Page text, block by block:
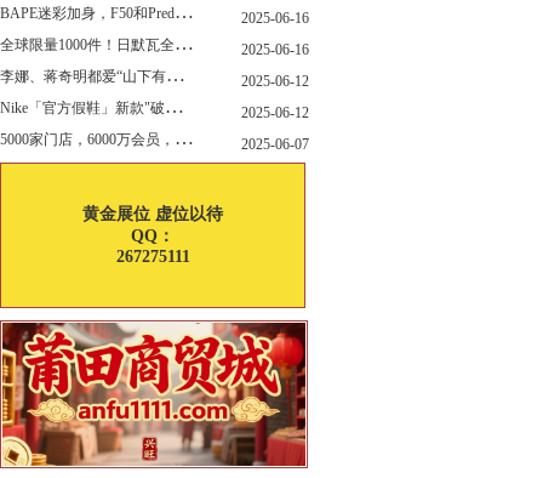
B
APE迷彩加身，F50和Predator迎来全新联名 2025-06-16
全
球限量1000件！日默瓦全新多功能设计凳来了 2025-06-16
李
娜、蒋奇明都爱“山下有松”！东方美学包袋，为什么引领风向？ 2025-06-12
N
ike「官方假鞋」新款"破防退出游戏"曝光，确认发售 2025-06-12
5
000家门店，6000万会员，30亿“内衣大王”大手笔分红！ 2025-06-07
黄金展位 虚位以待
QQ：
267275111